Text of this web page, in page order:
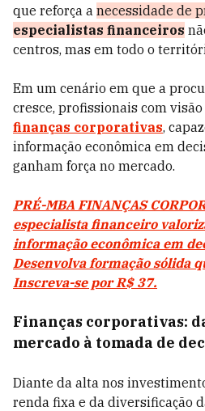
que reforça a necessidade de
especialistas financeiros
centros, mas em todo o
Em um cenário em que a
cresce, profissionais com
finanças corporativas,
informação econômica em
ganham força no mercado.
PRÉ-MBA FINANÇAS
especialista financeiro
informação econômica em
Desenvolva formação sólida
Inscreva-se por R$ 37.
Finanças corporativas:
mercado à tomada de
Diante da alta nos
renda fixa e da diversificação